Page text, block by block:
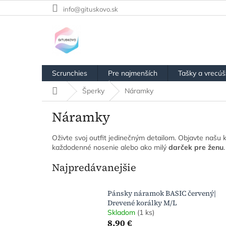
na
info@gituskovo.sk
Scrunchies Pre najmenších Tašky a
DomovŠperky Náramky
Náramky
Oživte svoj outfit jedinečným detailom. Objavte našu
každodenné nosenie alebo ako milý darček pre ženu.
Najpredávanejšie
Pánsky náramok BASIC červený|
Drevené korálky M/L
Skladom (1 ks)
8,90 €